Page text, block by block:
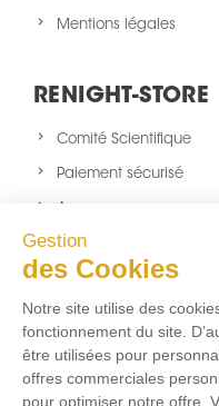
Gestion
des Cookies
Notre site utilise des
fonctionnement du site.
être utilisées pour
offres commerciales
pour optimiser notre offre.
Mentions légales
RENIGHT-STORE
Comité Scientifique
Paiement sécurisé
Nouveaux produits
sitemap
NOUS SUIVRE
FacebookTwitter